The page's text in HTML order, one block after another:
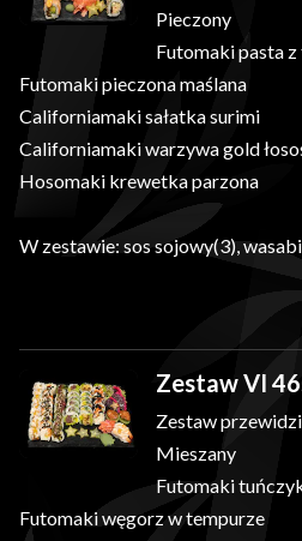
Pieczony
Futomaki pasta
Futomaki pieczona maślana
Californiamaki sałatka surimi
Californiamaki warzywa gold
Hosomaki krewetka parzona
W zestawie: sos sojowy(3),
Zestaw VI
Zestaw
Mieszany
Futomaki
Futomaki węgorz w tempurze